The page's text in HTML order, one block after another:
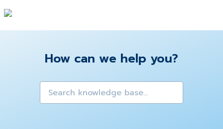
How can we help you?